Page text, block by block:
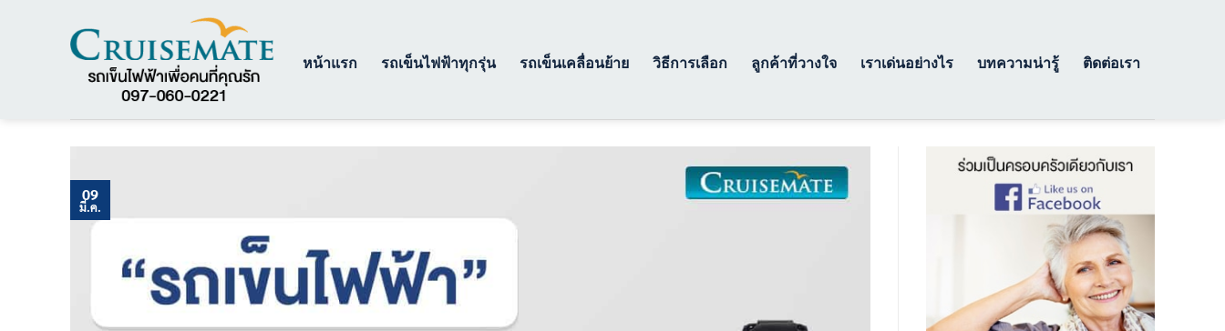
หน้าแรก รถเข็นไฟฟ้าทุกรุ่น รถเข็นเคลื่อนย้าย วิธีการเลือก ลูกค้าที่วางใจ เราเด่นอย่างไร บทความน่ารู้ ติดต่อเรา
09
มี.ค.